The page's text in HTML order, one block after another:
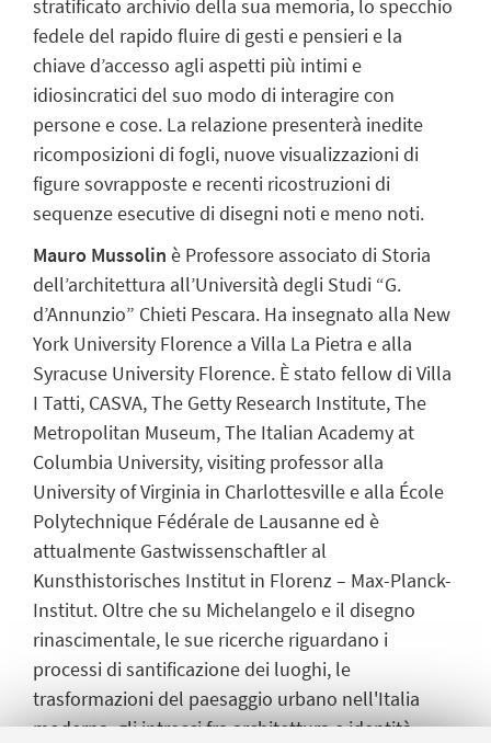
stratificato archivio della sua memoria, lo specchio
fedele del rapido fluire di gesti e pensieri e la
chiave d’accesso agli aspetti più intimi e
idiosincratici del suo modo di interagire con
persone e cose. La relazione presenterà inedite
ricomposizioni di fogli, nuove visualizzazioni di
figure sovrapposte e recenti ricostruzioni di
sequenze esecutive di disegni noti e meno noti.
Mauro Mussolin è Professore associato di Storia
dell’architettura all’Università degli Studi “G.
d’Annunzio” Chieti Pescara. Ha insegnato alla New
York University Florence a Villa La Pietra e alla
Syracuse University Florence. È stato fellow di Villa
I Tatti, CASVA, The Getty Research Institute, The
Metropolitan Museum, The Italian Academy at
Columbia University, visiting professor alla
University of Virginia in Charlottesville e alla École
Polytechnique Fédérale de Lausanne ed è
attualmente Gastwissenschaftler al
Kunsthistorisches Institut in Florenz – Max-Planck-
Institut. Oltre che su Michelangelo e il disegno
rinascimentale, le sue ricerche riguardano i
processi di santificazione dei luoghi, le
trasformazioni del paesaggio urbano nell'Italia
moderna, gli intrecci fra architettura e identità